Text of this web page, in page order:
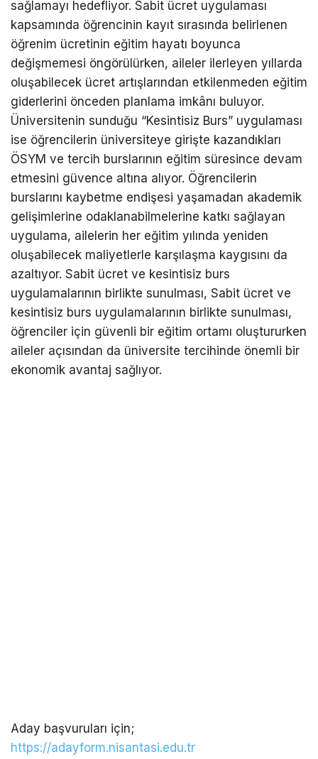
sağlamayı hedefliyor. Sabit ücret uygulaması
kapsamında öğrencinin kayıt sırasında belirlenen
öğrenim ücretinin eğitim hayatı boyunca
değişmemesi öngörülürken, aileler ilerleyen yıllarda
oluşabilecek ücret artışlarından etkilenmeden eğitim
giderlerini önceden planlama imkânı buluyor.
Üniversitenin sunduğu “Kesintisiz Burs” uygulaması
ise öğrencilerin üniversiteye girişte kazandıkları
ÖSYM ve tercih burslarının eğitim süresince devam
etmesini güvence altına alıyor. Öğrencilerin
burslarını kaybetme endişesi yaşamadan akademik
gelişimlerine odaklanabilmelerine katkı sağlayan
uygulama, ailelerin her eğitim yılında yeniden
oluşabilecek maliyetlerle karşılaşma kaygısını da
azaltıyor. Sabit ücret ve kesintisiz burs
uygulamalarının birlikte sunulması, Sabit ücret ve
kesintisiz burs uygulamalarının birlikte sunulması,
öğrenciler için güvenli bir eğitim ortamı oluştururken
aileler açısından da üniversite tercihinde önemli bir
ekonomik avantaj sağlıyor.
Aday başvuruları için;
https://adayform.nisantasi.edu.tr